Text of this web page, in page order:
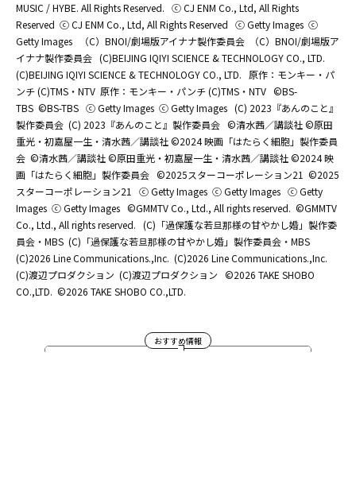
MUSIC / HYBE. All Rights Reserved. ⓒ CJ ENM Co., Ltd, All Rights
Reserved ⓒ CJ ENM Co., Ltd, All Rights Reserved ⓒ Getty Images ⓒ
Getty Images
（C）BNOI/劇場版アイナナ製作委員会
（C）BNOI/劇場版ア
イナナ製作委員会 (C)BEIJING IQIYI SCIENCE & TECHNOLOGY CO., LTD.
(C)BEIJING IQIYI SCIENCE & TECHNOLOGY CO., LTD. 原作：モンキー・パ
ンチ (C)TMS・NTV 原作：モンキー・パンチ (C)TMS・NTV ©BS-
TBS ©BS-TBS ⓒ Getty Images ⓒ Getty Images (C) 2023『あんのこと』
製作委員会 (C) 2023『あんのこと』製作委員会 ©清水茜／講談社 ©原田
重光・初嘉屋一生・清水茜／講談社 ©2024 映画「はたらく細胞」製作委員
会 ©清水茜／講談社 ©原田重光・初嘉屋一生・清水茜／講談社 ©2024 映
画「はたらく細胞」製作委員会 ©2025スターコーポレーション21 ©2025
スターコーポレーション21 ⓒ Getty Images ⓒ Getty Images ⓒ Getty
Images ⓒ Getty Images ©GMMTV Co., Ltd., All rights reserved. ©GMMTV
Co., Ltd., All rights reserved. (C)「過保護な若旦那様の甘やかし婚」製作委
員会・MBS (C)「過保護な若旦那様の甘やかし婚」製作委員会・MBS
(C)2026 Line Communications.,Inc. (C)2026 Line Communications.,Inc.
(C)渡辺プロダクション (C)渡辺プロダクション ©2026 TAKE SHOBO
CO.,LTD. ©2026 TAKE SHOBO CO.,LTD.
おすすめ情報